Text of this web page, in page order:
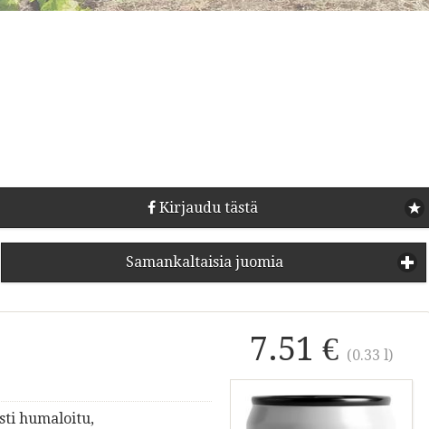
Kirjaudu tästä
Samankaltaisia juomia
7.51 € (0.33 l)
humaloitu,